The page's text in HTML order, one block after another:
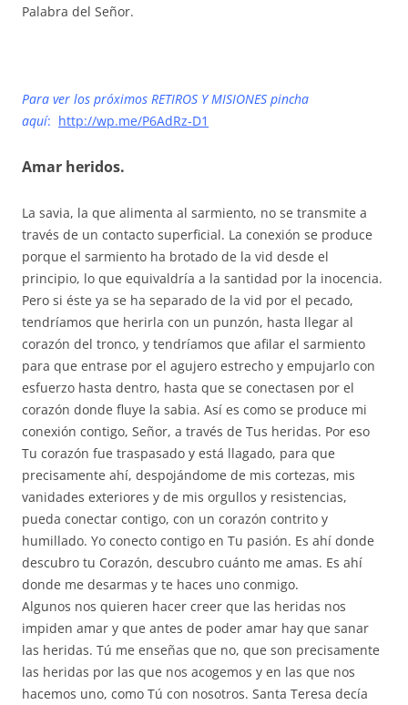
Palabra del Señor.
Para ver los próximos RETIROS Y MISIONES pincha
aquí: http://wp.me/P6AdRz-D1
Amar heridos.
La savia, la que alimenta al sarmiento, no se transmite a
través de un contacto superficial. La conexión se produce
porque el sarmiento ha brotado de la vid desde el
principio, lo que equivaldría a la santidad por la inocencia.
Pero si éste ya se ha separado de la vid por el pecado,
tendríamos que herirla con un punzón, hasta llegar al
corazón del tronco, y tendríamos que afilar el sarmiento
para que entrase por el agujero estrecho y empujarlo con
esfuerzo hasta dentro, hasta que se conectasen por el
corazón donde fluye la sabia. Así es como se produce mi
conexión contigo, Señor, a través de Tus heridas. Por eso
Tu corazón fue traspasado y está llagado, para que
precisamente ahí, despojándome de mis cortezas, mis
vanidades exteriores y de mis orgullos y resistencias,
pueda conectar contigo, con un corazón contrito y
humillado. Yo conecto contigo en Tu pasión. Es ahí donde
descubro tu Corazón, descubro cuánto me amas. Es ahí
donde me desarmas y te haces uno conmigo.
Algunos nos quieren hacer creer que las heridas nos
impiden amar y que antes de poder amar hay que sanar
las heridas. Tú me enseñas que no, que son precisamente
las heridas por las que nos acogemos y en las que nos
hacemos uno, como Tú con nosotros. Santa Teresa decía